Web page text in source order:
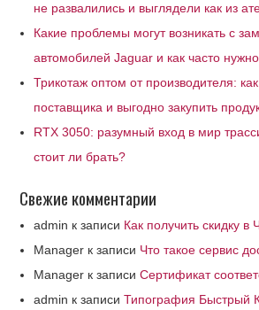
не развалились и выглядели как из
Какие проблемы могут возникать с
автомобилей Jaguar и как часто
Трикотаж оптом от производителя:
поставщика и выгодно закупить
RTX 3050: разумный вход в мир
стоит ли брать?
Свежие комментарии
admin к записи Как получить скидку в
Manager к записи Что такое сервис
Manager к записиСертификат
admin к записиТипография Быстрый